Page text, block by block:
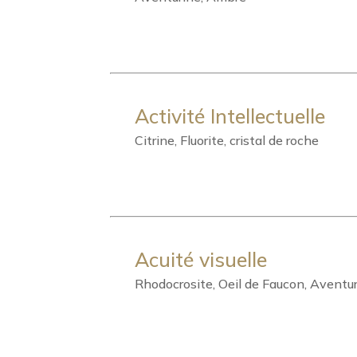
Activité Intellectuelle
Citrine, Fluorite, cristal de roche
Acuité visuelle
Rhodocrosite, Oeil de Faucon,